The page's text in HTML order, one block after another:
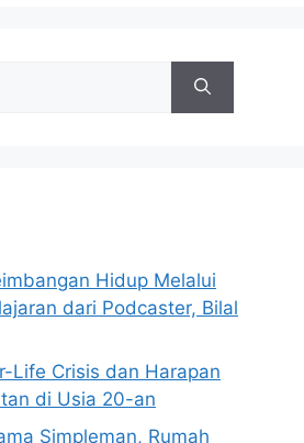
Hidup Melalui
dari Podcaster, Bilal
Life Crisis dan Harapan
di Usia 20-an
Simpleman, Rumah